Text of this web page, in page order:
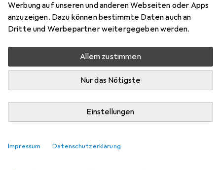
Werbung auf unseren und anderen Webseiten oder Apps
anzuzeigen. Dazu können bestimmte Daten auch an
Dritte und Werbepartner weitergegeben werden.
Allem zustimmen
Nur das Nötigste
Einstellungen
Impressum Datenschutzerklärung
Preis in EUR inkl. MwSt.
Angebot fürEUR
18,76
Mehr von La Perla
Zwischen Do, 27.8. und Sa, 29.8. geliefert
Benachrichtigen, wenn schneller verfügbar